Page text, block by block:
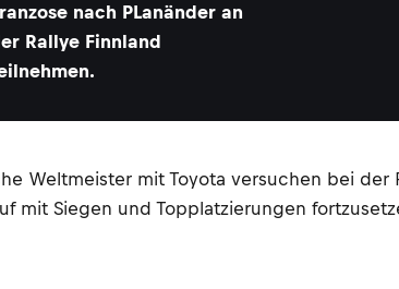
nach PLanänder an
Rallye Finnland
Weltmeister mit Toyota versuchen bei der
mit Siegen und Topplatzierungen